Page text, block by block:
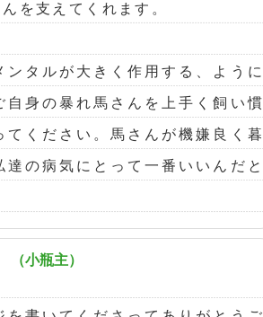
を支えてくれます。
ンタルが大きく作用する、ように
自身の暴れ馬さんを上手く飼い慣
てください。馬さんが機嫌良く暮
達の病気にとって一番いいんだと
（小瓶主）